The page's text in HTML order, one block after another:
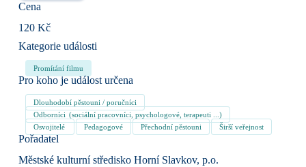
Cena
120 Kč
Kategorie události
Promítání filmu
Pro koho je událost určena
Dlouhodobí pěstouni / poručníci
Odborníci (sociální pracovníci, psychologové, terapeuti ...)
Osvojitelé
Pedagogové Přechodní pěstouni Širší veřejnost
Pořadatel
Městské kulturní středisko Horní Slavkov, p.o.